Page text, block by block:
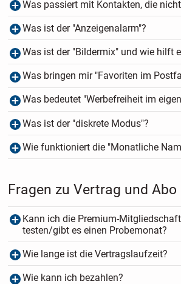
Was passiert mit Kontakten, die
Was ist der "Anzeigenalarm"?
Was ist der "Bildermix" und wie hilft
Was bringen mir "Favoriten im
Was bedeutet "Werbefreiheit im
Was ist der "diskrete Modus"?
Wie funktioniert die "Monatliche
Fragen zu Vertrag und Abo
Kann ich die Premium-
testen/gibt es einen Probemonat?
Wie lange ist die Vertragslaufzeit?
Wie kann ich bezahlen?